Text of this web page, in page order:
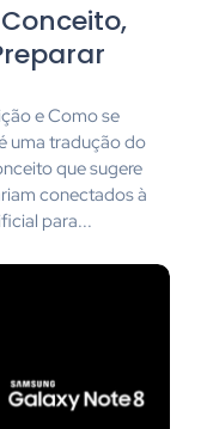
e Como se
uma tradução do
que sugere
conectados à
para...